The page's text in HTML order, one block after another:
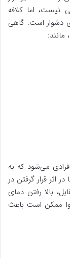
نیست، اما کلافه
دشوار است. گاهی
می‌شود که به
اثر قرار گرفتن در
بالا رفتن دمای
ممکن است باعث